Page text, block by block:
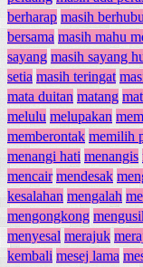
berharap masih
bersama masih mahu
sayang masih sayang
setia masih teringat
mata duitan matang
melulu melupakan
memberontak memilih
menangi hati menangis
mencair mendesak
kesalahan mengalah
mengongkong
menyesal merajuk
kembali mesej lama